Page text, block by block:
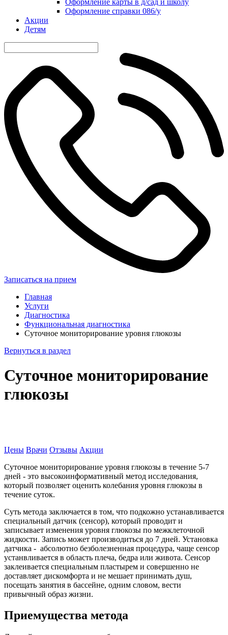
Оформление карты в д/сад и школу
Оформление справки 086/у
Акции
Детям
Записаться на прием
Главная
Услуги
Диагностика
Функциональная диагностика
Суточное мониторирование уровня глюкозы
Вернуться в раздел
Суточное мониторирование
глюкозы
Цены Врачи Отзывы Акции
Суточное мониторирование уровня глюкозы в течение 5-7
дней - это высокоинформативный метод исследования,
который позволяет оценить колебания уровня глюкозы в
течение суток.
Суть метода заключается в том, что подкожно устанавливается
специальный датчик (сенсор), который проводит и
записывает изменения уровня глюкозы по межклеточной
жидкости. Запись может производиться до 7 дней. Установка
датчика - абсолютно безболезненная процедура, чаще сенсор
устанвливается в область плеча, бедра или живота. Сенсор
заклеивается специальным пластырем и совершенно не
доставляет дискомфорта и не мешает принимать душ,
посещать занятия в бассейне, одним словом, вести
привычный образ жизни.
Приемущества метода